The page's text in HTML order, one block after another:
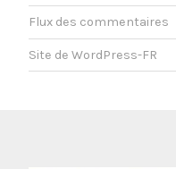
Flux des commentaires
Site de WordPress-FR